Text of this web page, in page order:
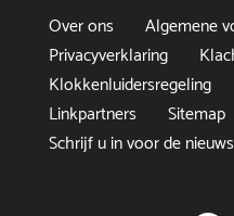
Over ons
Algemene
Privacyverklaring
Klokkenluidersregeling
Linkpartners
Sitemap
Schrijf u in voor de